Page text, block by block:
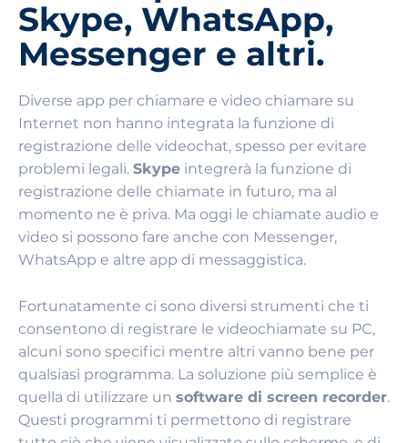
Skype, WhatsApp,
Messenger e altri.
Diverse app per chiamare e video chiamare su
Internet non hanno integrata la funzione di
registrazione delle videochat, spesso per evitare
problemi legali. Skype integrerà la funzione di
registrazione delle chiamate in futuro, ma al
momento ne è priva. Ma oggi le chiamate audio e
video si possono fare anche con Messenger,
WhatsApp e altre app di messaggistica.
Fortunatamente ci sono diversi strumenti che ti
consentono di registrare le videochiamate su PC,
alcuni sono specifici mentre altri vanno bene per
qualsiasi programma. La soluzione più semplice è
quella di utilizzare un software di screen recorder.
Questi programmi ti permettono di registrare